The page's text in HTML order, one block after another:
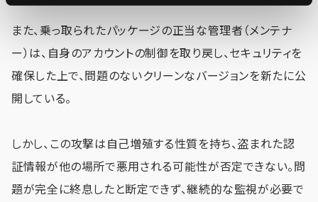
また、乗っ取られたパッケージの正当な管理者（メンテナ
ー）は、自身のアカウントの制御を取り戻し、セキュリティを
確保した上で、問題のないクリーンなバージョンを新たに公
開している。
しかし、この攻撃は自己増殖する性質を持ち、盗まれた認
証情報が他の場所で悪用される可能性が否定できない。問
題が完全に終息したと断定できず、継続的な監視が必要で